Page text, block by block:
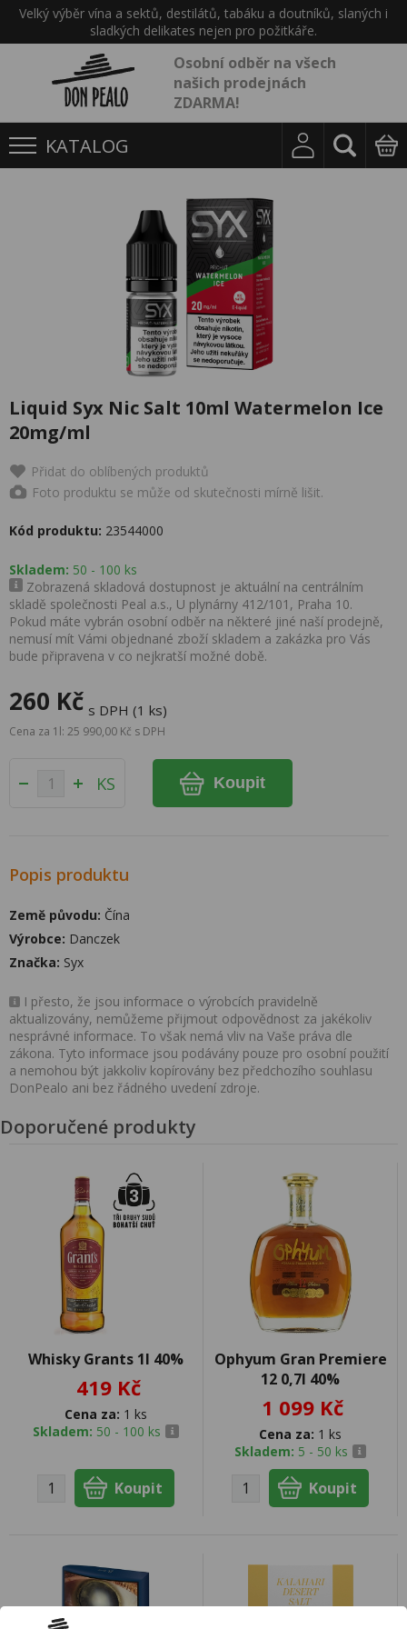
Velký výběr vína a sektů, destilátů, tabáku a doutníků, slaných i
sladkých delikates nejen pro požitkáře.
Osobní odběr na všech
našich prodejnách
ZDARMA!
KATALOG
Liquid Syx Nic Salt 10ml Watermelon Ice
20mg/ml
Přidat do oblíbených produktů
Foto produktu se může od skutečnosti mírně lišit.
Kód produktu: 23544000
Skladem: 50 - 100 ks
Zobrazená skladová dostupnost je aktuální na centrálním
skladě společnosti Peal a.s., U plynárny 412/101, Praha 10.
Pokud máte vybrán osobní odběr na některé jiné naší prodejně,
nemusí mít Vámi objednané zboží skladem a zakázka pro Vás
bude připravena v co nejkratší možné době.
260 Kč s DPH (1 ks)
Cena za 1l: 25 990,00 Kč s DPH
KS Koupit
Popis produktu
Země původu: Čína
Výrobce: Danczek
Značka: Syx
I přesto, že jsou informace o výrobcích pravidelně
aktualizovány, nemůžeme přijmout odpovědnost za jakékoliv
nesprávné informace. To však nemá vliv na Vaše práva dle
zákona. Tyto informace jsou podávány pouze pro osobní použití
a nemohou být jakkoliv kopírovány bez předchozího souhlasu
DonPealo ani bez řádného uvedení zdroje.
Doporučené produkty
Whisky Grants 1l 40%
419 Kč
Cena za: 1 ks
Skladem: 50 - 100 ks
Ophyum Gran Premiere
12 0,7l 40%
1 099 Kč
Cena za: 1 ks
Skladem: 5 - 50 ks